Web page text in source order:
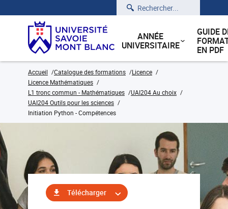
Rechercher
ANNÉE
UNIVERSITAIRE
GUIDE
EN PDF
Accueil Catalogue des formations
Licence
Licence Mathématiques
L1 tronc commun - Mathématiques
UAI204 Au choix
UAI204 Outils pour les sciences
Initiation Python - Compétences
Télécharger